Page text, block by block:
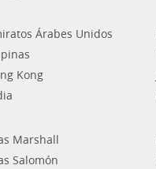
Árabes Unidos
Kong
Marshall
Salomón